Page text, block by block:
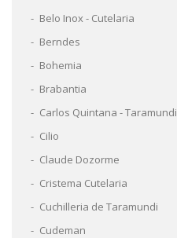
Belo Inox - Cutelaria
Berndes
Bohemia
Brabantia
Carlos Quintana - Taramundi
Cilio
Claude Dozorme
Cristema Cutelaria
Cuchilleria de Taramundi
Cudeman